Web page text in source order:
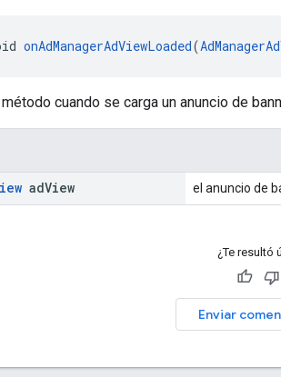
onAdManagerAdViewLoaded(
cuando se carga un anuncio de
adView el anuncio de
¿Te resultó
Enviar